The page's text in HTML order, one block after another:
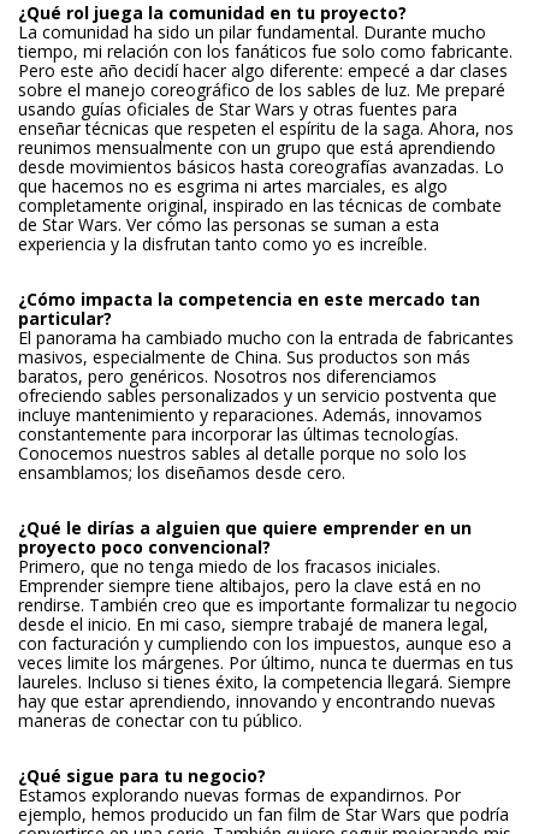
¿Qué rol juega la comunidad en tu proyecto?
La comunidad ha sido un pilar fundamental. Durante mucho
tiempo, mi relación con los fanáticos fue solo como fabricante.
Pero este año decidí hacer algo diferente: empecé a dar clases
sobre el manejo coreográfico de los sables de luz. Me preparé
usando guías oficiales de Star Wars y otras fuentes para
enseñar técnicas que respeten el espíritu de la saga. Ahora, nos
reunimos mensualmente con un grupo que está aprendiendo
desde movimientos básicos hasta coreografías avanzadas. Lo
que hacemos no es esgrima ni artes marciales, es algo
completamente original, inspirado en las técnicas de combate
de Star Wars. Ver cómo las personas se suman a esta
experiencia y la disfrutan tanto como yo es increíble.
¿Cómo impacta la competencia en este mercado tan
particular?
El panorama ha cambiado mucho con la entrada de fabricantes
masivos, especialmente de China. Sus productos son más
baratos, pero genéricos. Nosotros nos diferenciamos
ofreciendo sables personalizados y un servicio postventa que
incluye mantenimiento y reparaciones. Además, innovamos
constantemente para incorporar las últimas tecnologías.
Conocemos nuestros sables al detalle porque no solo los
ensamblamos; los diseñamos desde cero.
¿Qué le dirías a alguien que quiere emprender en un
proyecto poco convencional?
Primero, que no tenga miedo de los fracasos iniciales.
Emprender siempre tiene altibajos, pero la clave está en no
rendirse. También creo que es importante formalizar tu negocio
desde el inicio. En mi caso, siempre trabajé de manera legal,
con facturación y cumpliendo con los impuestos, aunque eso a
veces limite los márgenes. Por último, nunca te duermas en tus
laureles. Incluso si tienes éxito, la competencia llegará. Siempre
hay que estar aprendiendo, innovando y encontrando nuevas
maneras de conectar con tu público.
¿Qué sigue para tu negocio?
Estamos explorando nuevas formas de expandirnos. Por
ejemplo, hemos producido un fan film de Star Wars que podría